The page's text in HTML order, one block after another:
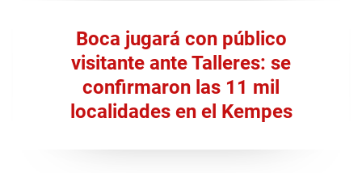
Boca jugará con público
visitante ante Talleres: se
confirmaron las 11 mil
localidades en el Kempes